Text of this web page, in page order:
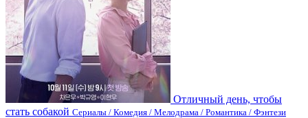
Отличный день, чтобы
стать собакой Сериалы / Комедия / Мелодрама / Романтика / Фэнтези